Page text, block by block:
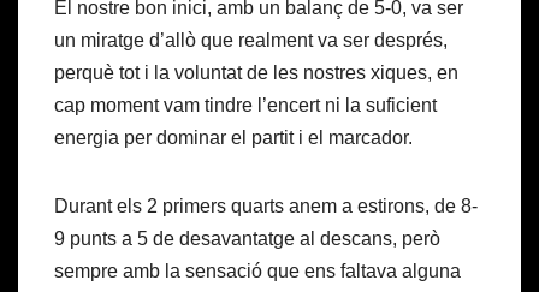
El nostre bon inici, amb un balanç de 5-0, va ser
un miratge d’allò que realment va ser després,
perquè tot i la voluntat de les nostres xiques, en
cap moment vam tindre l’encert ni la suficient
energia per dominar el partit i el marcador.
Durant els 2 primers quarts anem a estirons, de 8-
9 punts a 5 de desavantatge al descans, però
sempre amb la sensació que ens faltava alguna